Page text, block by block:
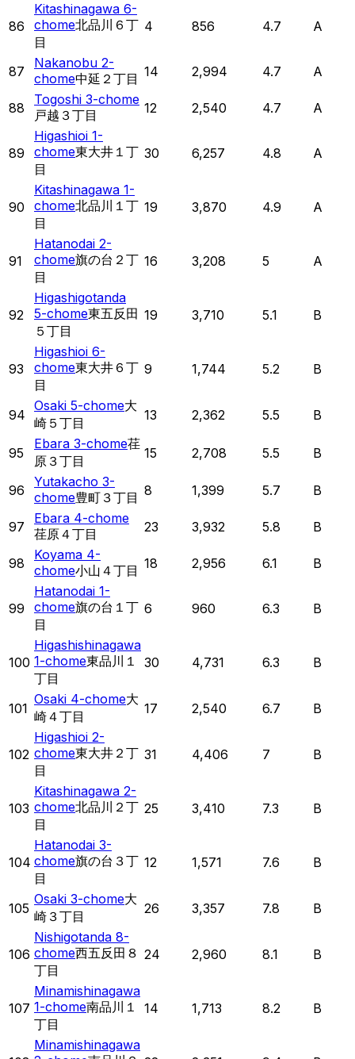
86
Kitashinagawa 6-
chome北品川６丁
目
4 856 4.7 A
87
Nakanobu 2-
chome中延２丁目 14 2,994 4.7 A
88
Togoshi 3-chome
戸越３丁目
12 2,540 4.7 A
89
Higashioi 1-
chome東大井１丁
目
30 6,257 4.8 A
90
Kitashinagawa 1-
chome北品川１丁
目
19 3,870 4.9 A
91
Hatanodai 2-
chome旗の台２丁
目
16 3,208 5 A
92
Higashigotanda
5-chome東五反田
５丁目
19 3,710 5.1 B
93
Higashioi 6-
chome東大井６丁
目
9 1,744 5.2 B
94
Osaki 5-chome大
崎５丁目
13 2,362 5.5 B
95
Ebara 3-chome荏
原３丁目
15 2,708 5.5 B
96
Yutakacho 3-
chome豊町３丁目 8 1,399 5.7 B
97
Ebara 4-chome
荏原４丁目
23 3,932 5.8 B
98
Koyama 4-
chome小山４丁目 18 2,956 6.1 B
99
Hatanodai 1-
chome旗の台１丁
目
6 960 6.3 B
100
Higashishinagawa
1-chome東品川１
丁目
30 4,731 6.3 B
101
Osaki 4-chome大
崎４丁目
17 2,540 6.7 B
102
Higashioi 2-
chome東大井２丁
目
31 4,406 7 B
103
Kitashinagawa 2-
chome北品川２丁
目
25 3,410 7.3 B
104
Hatanodai 3-
chome旗の台３丁
目
12 1,571 7.6 B
105
Osaki 3-chome大
崎３丁目
26 3,357 7.8 B
106
Nishigotanda 8-
chome西五反田８
丁目
24 2,960 8.1 B
107
Minamishinagawa
1-chome南品川１
丁目
14 1,713 8.2 B
Minamishinagawa